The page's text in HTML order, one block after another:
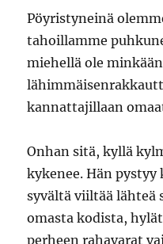
Pöyristyneinä
tahoillamme
miehellä ole
kannattajillaan
Onhan sitä, kyllä
kykenee. Hän
syvältä viiltää lähteä
omasta kodista,
perheen rahavarat